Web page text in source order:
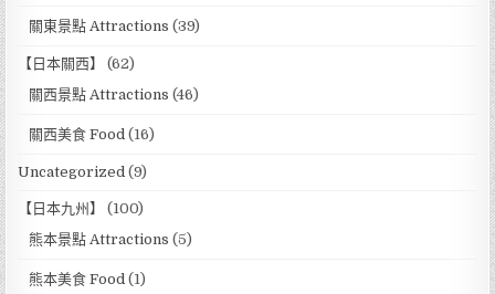
關東景點 Attractions (39)
【日本關西】
(62)
關西景點 Attractions (46)
關西美食 Food (16)
Uncategorized (9)
【日本九州】
(100)
熊本景點 Attractions (5)
熊本美食 Food (1)